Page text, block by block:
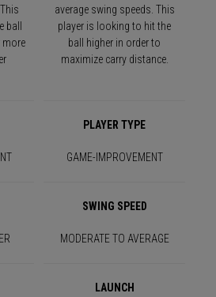
ball
more
average swing speeds. This
player is looking to hit the
ball higher in order to
maximize carry distance.
PLAYER TYPE
GAME-IMPROVEMENT
SWING SPEED
MODERATE TO AVERAGE
LAUNCH